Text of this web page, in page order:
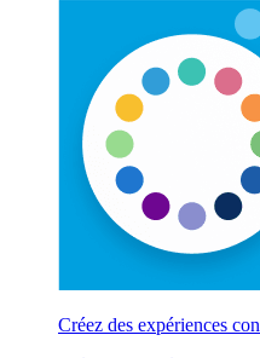
Créez des expériences